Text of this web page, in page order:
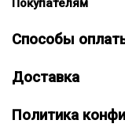
Покупателям
Способы
Доставка
Политика